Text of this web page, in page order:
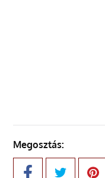
Megosztás: